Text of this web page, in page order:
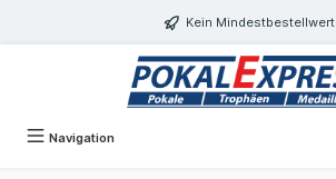
Kein Mindestbestellwert
Navigation